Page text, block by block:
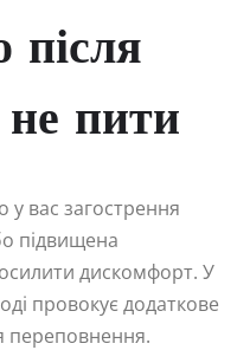
після
пити
вас загострення
підвищена
дискомфорт. У
провокує додаткове
переповнення.